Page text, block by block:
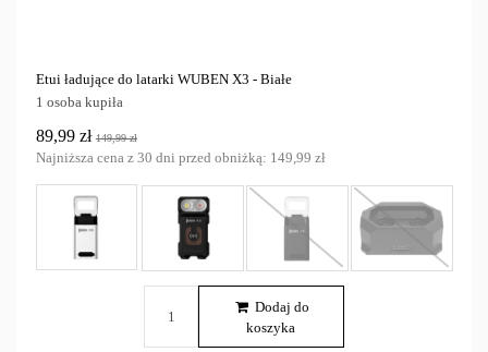
Etui ładujące do latarki WUBEN X3 - Białe
1 osoba kupiła
89,99 zł 149,99 zł
Najniższa cena z 30 dni przed obniżką: 149,99 zł
Dodaj do
koszyka